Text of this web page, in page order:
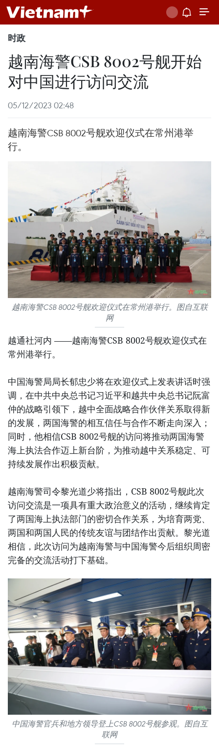
时政
越南海警CSB 8002号舰开始
对中国进行访问交流
05/12/2023 02:48
越南海警CSB 8002号舰欢迎仪式在常州港举
行。
越南海警CSB 8002号舰欢迎仪式在常州港举行。图自互联
网
越通社河内 ——越南海警CSB 8002号舰欢迎仪式在
常州港举行。
中国海警局局长郁忠少将在欢迎仪式上发表讲话时强
调，在中共中央总书记习近平和越共中央总书记阮富
仲的战略引领下，越中全面战略合作伙伴关系取得新
的发展，两国海警的相互信任与合作不断走向深入；
同时，他相信CSB 8002号舰的访问将推动两国海警
海上执法合作迈上新台阶，为推动越中关系稳定、可
持续发展作出积极贡献。
越南海警司令黎光道少将指出，CSB 8002号舰此次
访问交流是一项具有重大政治意义的活动，继续肯定
了两国海上执法部门的密切合作关系，为培育两党、
两国和两国人民的传统友谊与团结作出贡献。黎光道
相信，此次访问为越南海警与中国海警今后组织周密
完备的交流活动打下基础。
中国海警官兵和地方领导登上CSB 8002号舰参观。图自互
联网